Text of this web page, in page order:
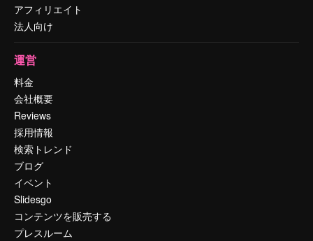
アフィリエイト
法人向け
運営
料金
会社概要
Reviews
採用情報
検索トレンド
ブログ
イベント
Slidesgo
コンテンツを販売する
プレスルーム